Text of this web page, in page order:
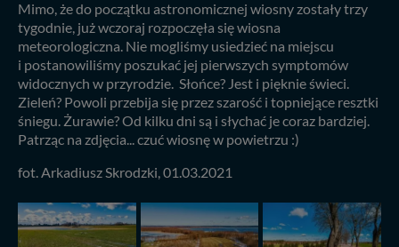
Mimo, że do początku astronomicznej wiosny zostały trzy
tygodnie, już wczoraj rozpoczęła się wiosna
meteorologiczna. Nie mogliśmy usiedzieć na miejscu
i postanowiliśmy poszukać jej pierwszych symptomów
widocznych w przyrodzie. Słońce? Jest i pięknie świeci.
Zieleń? Powoli przebija się przez szarość i topniejące resztki
śniegu. Żurawie? Od kilku dni są i słychać je coraz bardziej.
Patrząc na zdjęcia... czuć wiosnę w powietrzu :)
fot. Arkadiusz Skrodzki, 01.03.2021